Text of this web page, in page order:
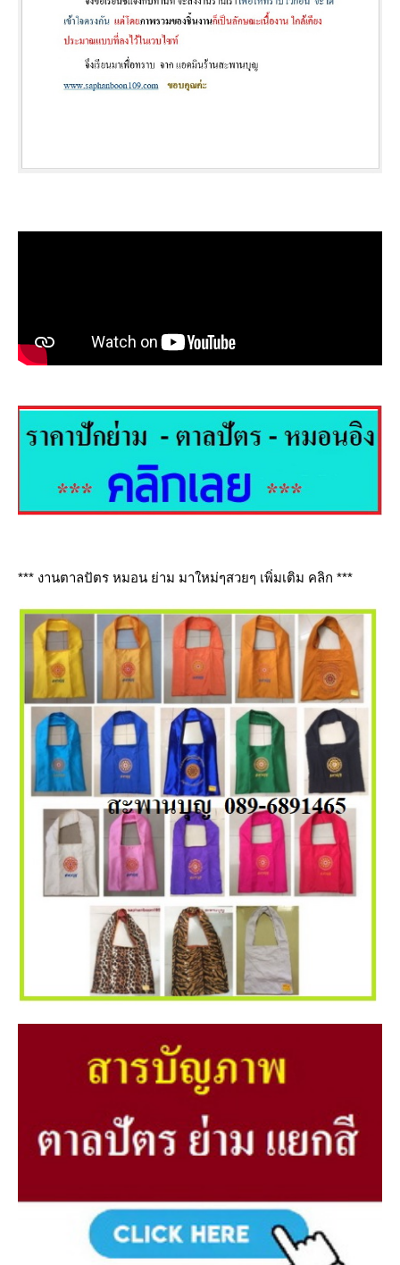
*** งานตาลปัตร หมอน ย่าม มาใหม่ๆสวยๆ เพิ่มเติม คลิก ***